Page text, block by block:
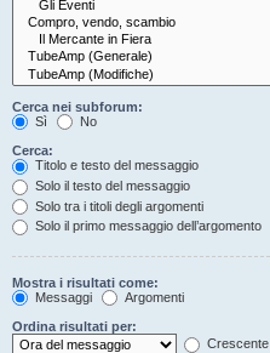
Cerca nei subforum:
Sì
No
Cerca:
Titolo e testo del messaggio
Solo il testo del messaggio
Solo tra i titoli degli argomenti
Solo il primo messaggio dell’argomento
Mostra i risultati come:
Messaggi
Argomenti
Ordina risultati per:
Crescente